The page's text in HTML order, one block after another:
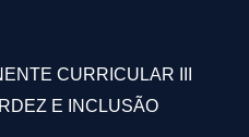
CURRICULAR III
E INCLUSÃO